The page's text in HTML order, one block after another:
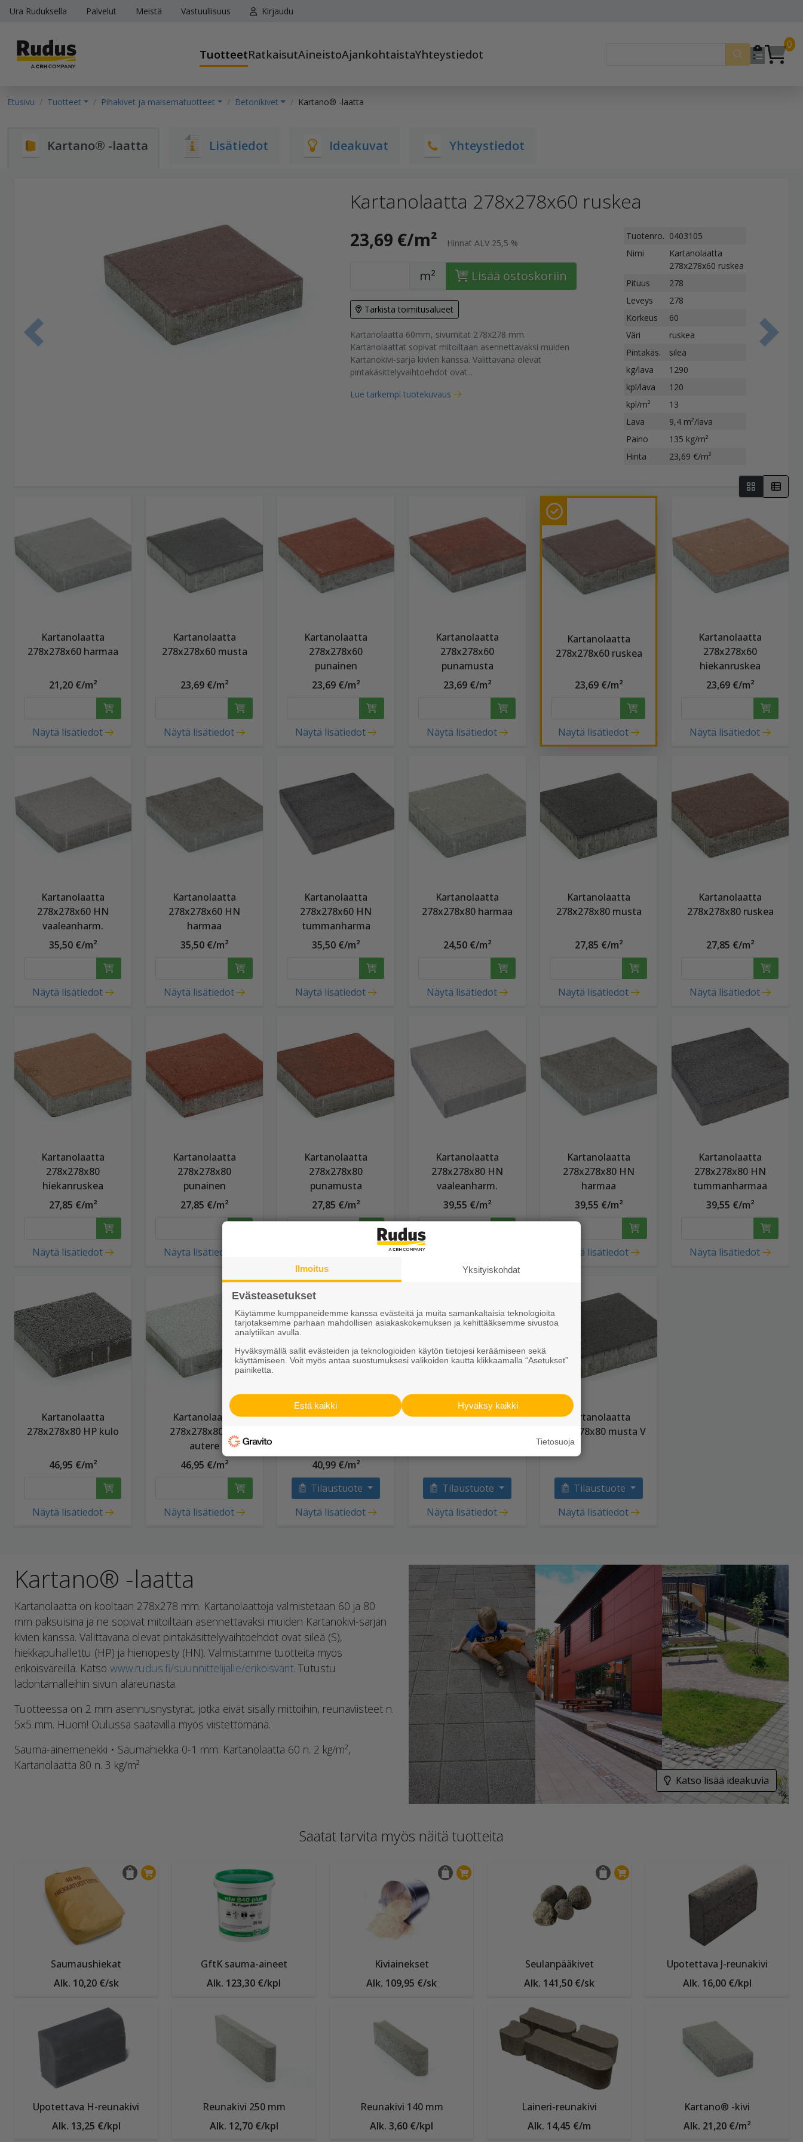
Ura Ruduksella Palvelut Meistä Vastuullisuus Kirjaudu
TuotteetRatkaisutAineistoAjankohtaistaYhteystiedot
0
Etusivu Tuotteet Pihakivet ja maisematuotteet Betonikivet Kartano® -laatta
Kartano® -laatta Lisätiedot Ideakuvat Yhteystiedot
Edellinen tuote
Kartanolaatta 278x278x60 ruskea
23,69 €/m² Hinnat ALV 25,5 %
m² Lisää ostoskoriin
Tarkista toimitusalueet
Kartanolaatta 60mm, sivumitat 278x278 mm.
Kartanolaattat sopivat mitoiltaan asennettavaksi muiden
Kartanokivi-sarja kivien kanssa. Valittavana olevat
pintakäsittelyvaihtoehdot ovat...
Lue tarkempi tuotekuvaus
Tuotenro. 0403105
Nimi
Kartanolaatta
278x278x60 ruskea
Pituus
278
Leveys
278
Korkeus
60
Väri
ruskea
Pintakäs.
sileä
kg/lava
1290
kpl/lava
120
kpl/m²
13
Lava
9,4 m²/lava
Paino
135 kg/m²
Hinta
23,69 €/m²
Kartanolaatta
278x278x60 harmaa
21,20 €/m²
Näytä lisätiedot
Kartanolaatta
278x278x60 musta
23,69 €/m²
Näytä lisätiedot
Kartanolaatta
278x278x60
punainen
23,69 €/m²
Näytä lisätiedot
Kartanolaatta
278x278x60
punamusta
23,69 €/m²
Näytä lisätiedot
Kartanolaatta
278x278x60 ruskea
23,69 €/m²
Näytä lisätiedot
Kartanolaatta
278x278x60
hiekanruskea
23,69 €/m²
Näytä lisätiedot
Kartanolaatta
278x278x60 HN
vaaleanharm.
35,50 €/m²
Näytä lisätiedot
Kartanolaatta
278x278x60 HN
harmaa
35,50 €/m²
Näytä lisätiedot
Kartanolaatta
278x278x60 HN
tummanharma
35,50 €/m²
Näytä lisätiedot
Kartanolaatta
278x278x80 harmaa
24,50 €/m²
Näytä lisätiedot
Kartanolaatta
278x278x80 musta
27,85 €/m²
Näytä lisätiedot
Kartanolaatta
278x278x80 ruskea
27,85 €/m²
Näytä lisätiedot
Kartanolaatta
278x278x80
hiekanruskea
27,85 €/m²
Näytä lisätiedot
Kartanolaatta
278x278x80
punainen
27,85 €/m²
Näytä lisätiedot
Kartanolaatta
278x278x80
punamusta
27,85 €/m²
Kartanolaatta
278x278x80 HN
vaaleanharm.
39,55 €/m²
Kartanolaatta
278x278x80 HN
harmaa
39,55 €/m²
Näytä lisätiedot
Kartanolaatta
278x278x80 HN
tummanharmaa
39,55 €/m²
Näytä lisätiedot
Kartanolaatta
278x278x80 HP kulo
46,95 €/m²
Näytä lisätiedot
Kartanolaatta
278x278x80 HP
autere
46,95 €/m²
Näytä lisätiedot
Kartanolaatta
40,99 €/m²
Tilaustuote
Näytä lisätiedot
Kartanolaatta
Tilaustuote
Näytä lisätiedot
Kartanolaatta
278x278x80 musta V
Tilaustuote
Näytä lisätiedot
Kartano® -laatta
Kartanolaatta on kooltaan 278x278 mm. Kartanolaattoja valmistetaan 60 ja 80
mm paksuisina ja ne sopivat mitoiltaan asennettavaksi muiden Kartanokivi-sarjan
kivien kanssa. Valittavana olevat pintakäsittelyvaihtoehdot ovat sileä (S),
hiekkapuhallettu (HP) ja hienopesty (HN). Valmistamme tuotteita myös
erikoisväreillä. Katso www.rudus.fi/suunnittelijalle/erikoisvärit. Tutustu
ladontamalleihin sivun alareunasta.
Tuotteessa on 2 mm asennusnystyrät, jotka eivät sisälly mittoihin, reunaviisteet n.
5x5 mm. Huom! Oulussa saatavilla myös viistettömänä.
Sauma-ainemenekki • Saumahiekka 0-1 mm: Kartanolaatta 60 n. 2 kg/m²,
Kartanolaatta 80 n. 3 kg/m²
Katso lisää ideakuvia
Saatat tarvita myös näitä tuotteita
Saumaushiekat
Alk. 10,20 €/sk
GftK sauma-aineet
Alk. 123,30 €/kpl
Kiviainekset
Alk. 109,95 €/sk
Seulanpääkivet
Alk. 141,50 €/sk
Upotettava J-reunakivi
Alk. 16,00 €/kpl
Upotettava H-reunakivi
Alk. 13,25 €/kpl
Reunakivi 250 mm
Alk. 12,70 €/kpl
Reunakivi 140 mm
Alk. 3,60 €/kpl
Laineri-reunakivi
Alk. 14,45 €/m
Kartano® -kivi
Alk. 21,20 €/m²
Ilmoitus Yksityiskohdat
Evästeasetukset
Käytämme kumppaneidemme kanssa evästeitä ja muita samankaltaisia teknologioita
tarjotaksemme parhaan mahdollisen asiakaskokemuksen ja kehittääksemme sivustoa
analytiikan avulla.
Hyväksymällä sallit evästeiden ja teknologioiden käytön tietojesi keräämiseen sekä
käyttämiseen. Voit myös antaa suostumuksesi valikoiden kautta klikkaamalla “Asetukset”
painiketta.
Hyväksy kaikki
Estä kaikki
Tietosuoja